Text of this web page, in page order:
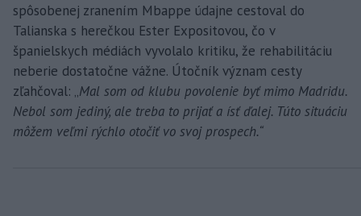
spôsobenej zranením Mbappe údajne cestoval do
Talianska s herečkou Ester Expositovou, čo v
španielskych médiách vyvolalo kritiku, že rehabilitáciu
neberie dostatočne vážne. Útočník význam cesty
zľahčoval: „Mal som od klubu povolenie byť mimo Madridu.
Nebol som jediný, ale treba to prijať a ísť ďalej. Túto situáciu
môžem veľmi rýchlo otočiť vo svoj prospech.“